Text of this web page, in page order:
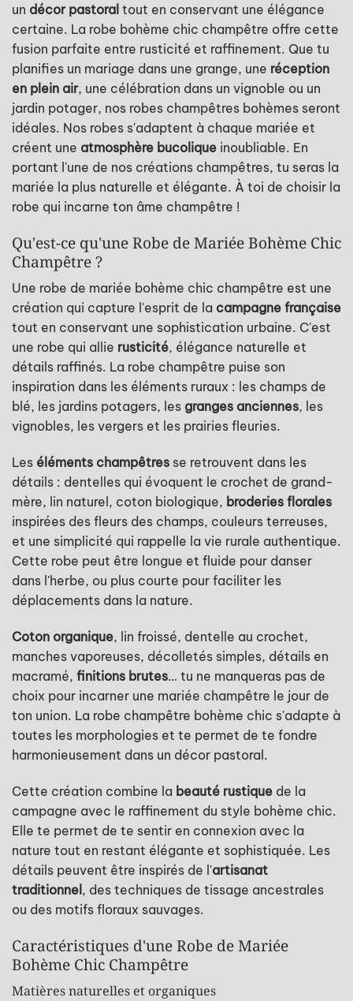
un décor pastoral tout en conservant une élégance
certaine. La robe bohème chic champêtre offre cette
fusion parfaite entre rusticité et raffinement. Que tu
planifies un mariage dans une grange, une réception
en plein air, une célébration dans un vignoble ou un
jardin potager, nos robes champêtres bohèmes seront
idéales. Nos robes s'adaptent à chaque mariée et
créent une atmosphère bucolique inoubliable. En
portant l'une de nos créations champêtres, tu seras la
mariée la plus naturelle et élégante. À toi de choisir la
robe qui incarne ton âme champêtre !
Qu'est-ce qu'une Robe de Mariée Bohème Chic
Champêtre ?
Une robe de mariée bohème chic champêtre est une
création qui capture l'esprit de la campagne française
tout en conservant une sophistication urbaine. C'est
une robe qui allie rusticité, élégance naturelle et
détails raffinés. La robe champêtre puise son
inspiration dans les éléments ruraux : les champs de
blé, les jardins potagers, les granges anciennes, les
vignobles, les vergers et les prairies fleuries.
Les éléments champêtres se retrouvent dans les
détails : dentelles qui évoquent le crochet de grand-
mère, lin naturel, coton biologique, broderies florales
inspirées des fleurs des champs, couleurs terreuses,
et une simplicité qui rappelle la vie rurale authentique.
Cette robe peut être longue et fluide pour danser
dans l'herbe, ou plus courte pour faciliter les
déplacements dans la nature.
Coton organique, lin froissé, dentelle au crochet,
manches vaporeuses, décolletés simples, détails en
macramé, finitions brutes… tu ne manqueras pas de
choix pour incarner une mariée champêtre le jour de
ton union. La robe champêtre bohème chic s'adapte à
toutes les morphologies et te permet de te fondre
harmonieusement dans un décor pastoral.
Cette création combine la beauté rustique de la
campagne avec le raffinement du style bohème chic.
Elle te permet de te sentir en connexion avec la
nature tout en restant élégante et sophistiquée. Les
détails peuvent être inspirés de l'artisanat
traditionnel, des techniques de tissage ancestrales
ou des motifs floraux sauvages.
Caractéristiques d'une Robe de Mariée
Bohème Chic Champêtre
Matières naturelles et organiques